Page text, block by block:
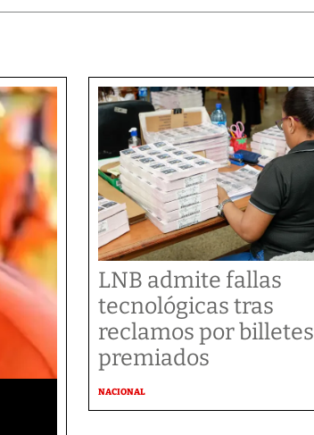
LNB admite fallas
tecnológicas tras
reclamos por billetes
premiados
NACIONAL